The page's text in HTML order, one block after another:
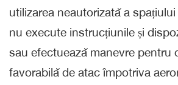
utilizarea neautorizată a
nu execute instrucțiunile și
sau efectuează manevre pentru
favorabilă de atac împotriva